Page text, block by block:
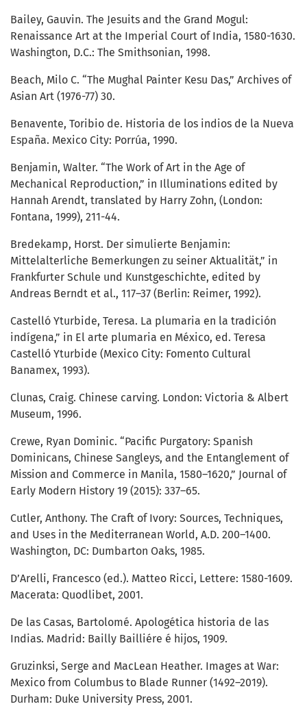
Bailey, Gauvin. The Jesuits and the Grand Mogul:
Renaissance Art at the Imperial Court of India, 1580-1630.
Washington, D.C.: The Smithsonian, 1998.
Beach, Milo C. “The Mughal Painter Kesu Das,” Archives of
Asian Art (1976-77) 30.
Benavente, Toribio de. Historia de los indios de la Nueva
España. Mexico City: Porrúa, 1990.
Benjamin, Walter. “The Work of Art in the Age of
Mechanical Reproduction,” in Illuminations edited by
Hannah Arendt, translated by Harry Zohn, (London:
Fontana, 1999), 211-44.
Bredekamp, Horst. Der simulierte Benjamin:
Mittelalterliche Bemerkungen zu seiner Aktualität,” in
Frankfurter Schule und Kunstgeschichte, edited by
Andreas Berndt et al., 117–37 (Berlin: Reimer, 1992).
Castelló Yturbide, Teresa. La plumaria en la tradición
indígena,” in El arte plumaria en México, ed. Teresa
Castelló Yturbide (Mexico City: Fomento Cultural
Banamex, 1993).
Clunas, Craig. Chinese carving. London: Victoria & Albert
Museum, 1996.
Crewe, Ryan Dominic. “Pacific Purgatory: Spanish
Dominicans, Chinese Sangleys, and the Entanglement of
Mission and Commerce in Manila, 1580–1620,” Journal of
Early Modern History 19 (2015): 337–65.
Cutler, Anthony. The Craft of Ivory: Sources, Techniques,
and Uses in the Mediterranean World, A.D. 200–1400.
Washington, DC: Dumbarton Oaks, 1985.
D’Arelli, Francesco (ed.). Matteo Ricci, Lettere: 1580-1609.
Macerata: Quodlibet, 2001.
De las Casas, Bartolomé. Apologética historia de las
Indias. Madrid: Bailly Bailliére é hijos, 1909.
Gruzinksi, Serge and MacLean Heather. Images at War:
Mexico from Columbus to Blade Runner (1492–2019).
Durham: Duke University Press, 2001.